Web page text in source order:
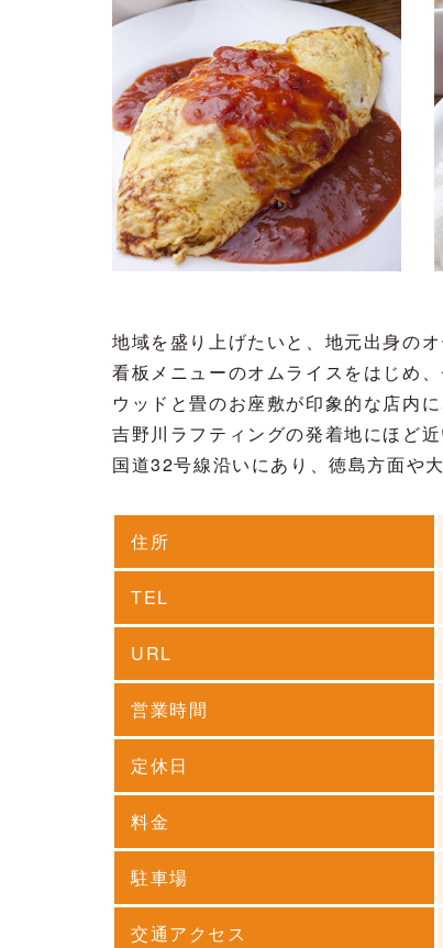
地域を盛り上げたいと、地元出身の
看板メニューのオムライスをはじめ
ウッドと畳のお座敷が印象的な店内
吉野川ラフティングの発着地にほど
国道32号線沿いにあり、徳島方面や
住所
TEL
URL
営業時間
定休日
料金
駐車場
交通アクセス